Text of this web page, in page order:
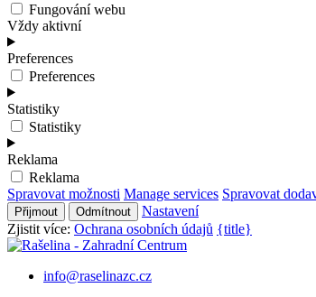
Fungování webu
Vždy aktivní
Preferences
Preferences
Statistiky
Statistiky
Reklama
Reklama
Spravovat možnosti Manage services Spravovat
Přijmout Odmítnout
Nastavení
Zjistit více: Ochrana osobních údajů {title}
info@raselinazc.cz